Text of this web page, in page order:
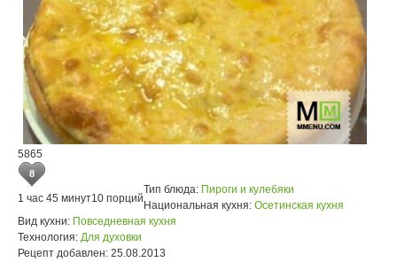
5865
8
1 час 45 минут10 порций
Тип блюда: Пироги и кулебяки
Национальная кухня: Осетинская кухня
Вид кухни: Повседневная кухня
Технология: Для духовки
Рецепт добавлен: 25.08.2013